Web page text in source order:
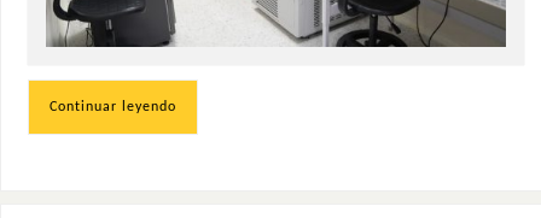
Continuar leyendo